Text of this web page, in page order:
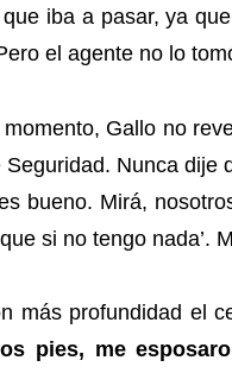
iba a pasar, ya
el agente no lo
Gallo no
Nunca dije
bueno. Mirá,
si no tengo nada’.
más profundidad el
pies, me